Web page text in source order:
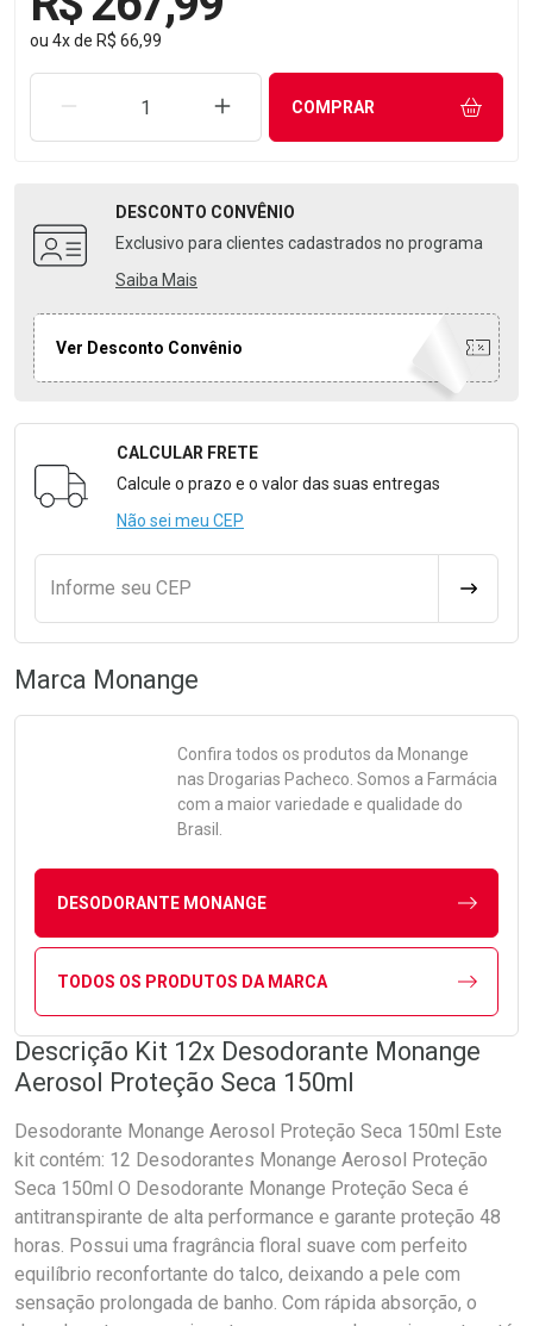
ou 4xde R$ 66,99
REMOVER UMA UNIDADEAUMENTAR UMA UNIDADE
COMPRAR
DESCONTO CONVÊNIO
Exclusivo para clientes cadastrados no programa
Saiba Mais
Ver Desconto Convênio
Formulário para Calcular o Frete
CALCULAR FRETE
Calcule o prazo e o valor das suas entregas
Não sei meu CEP
Informe seu CEP
Marca Monange
Confira todos os produtos da Monange
nas Drogarias Pacheco. Somos a Farmácia
com a maior variedade e qualidade do
Brasil.
DESODORANTE MONANGE
TODOS OS PRODUTOS DA MARCA
Descrição Kit 12x Desodorante Monange
Aerosol Proteção Seca 150ml
Desodorante Monange Aerosol Proteção Seca 150ml Este
kit contém: 12 Desodorantes Monange Aerosol Proteção
Seca 150ml O Desodorante Monange Proteção Seca é
antitranspirante de alta performance e garante proteção 48
horas. Possui uma fragrância floral suave com perfeito
equilíbrio reconfortante do talco, deixando a pele com
sensação prolongada de banho. Com rápida absorção, o